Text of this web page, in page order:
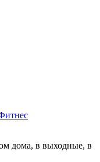
дома, в выходные, в